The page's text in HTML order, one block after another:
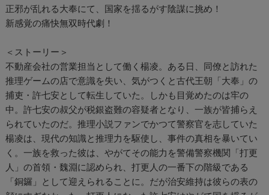
正邪が乱れる大奉にて、国家を揺るがす陰謀に挑め！
新感覚の痛快無双時代劇！
＜ストーリー＞
不動産会社の営業担当として働く楊凌。ある日、同僚と訪れた
推理ゲームの店で意識を失い、気がつくと古代王朝「大奉」の
捕吏・許七安として転生していた。しかも目覚めたのは牢の
中。許七安の叔父が税銀盗難の容疑者となり、一族が皆捕らえ
られていたのだ。推理小説ファンでかつて警察官を志していた
楊凌は、現代の知識と推理力を駆使し、事件の真相を暴いてい
く。一族を救った彼は、やがてその能力を警備警察機関「打更
人」の首領・魏淵に認められ、打更人の一番下の階級である
「銅鑼」として迎えられることに。だが治安維持は彼らの表の